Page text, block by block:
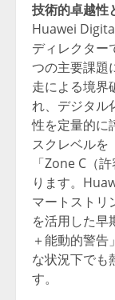
技術的卓越性
Huawei
ディレクター
つの主要課題
走による境界
れ、デジタル
性を定量的に
スクレベルを
「Zone C（
ります。
マートストリ
を活用した早
＋能動的警
な状況下でも
す。